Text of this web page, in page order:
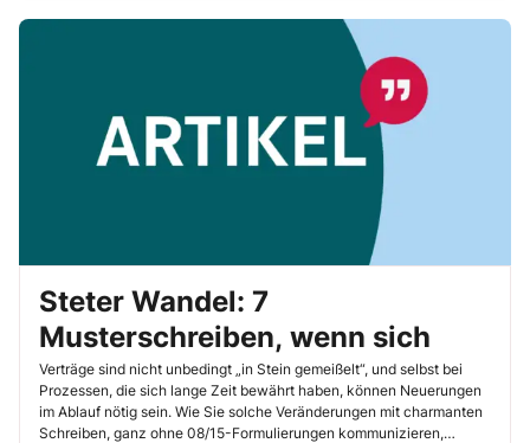
Steter Wandel: 7
Musterschreiben, wenn sich
Verträge sind nicht unbedingt „in Stein gemeißelt“, und selbst bei
Prozessen, die sich lange Zeit bewährt haben, können Neuerungen
im Ablauf nötig sein. Wie Sie solche Veränderungen mit charmanten
Schreiben, ganz ohne 08/15-Formulierungen kommunizieren,